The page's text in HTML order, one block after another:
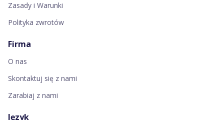
Zasady i Warunki
Polityka zwrotów
Firma
O nas
Skontaktuj się z nami
Zarabiaj z nami
Język